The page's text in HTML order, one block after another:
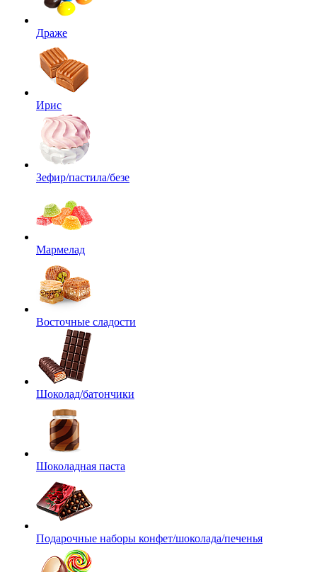
Драже
Ирис
Зефир/пастила/безе
Мармелад
Восточные сладости
Шоколад/батончики
Шоколадная паста
Подарочные наборы конфет/шоколада/печенья